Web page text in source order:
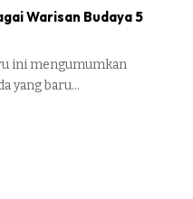
Warisan Budaya 5
ini mengumumkan
yang baru…